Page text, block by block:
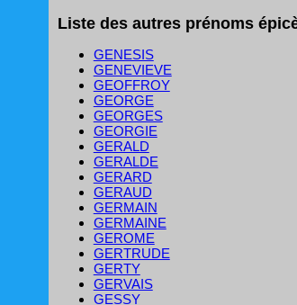
Liste des autres prénoms
GENESIS
GENEVIEVE
GEOFFROY
GEORGE
GEORGES
GEORGIE
GERALD
GERALDE
GERARD
GERAUD
GERMAIN
GERMAINE
GEROME
GERTRUDE
GERTY
GERVAIS
GESSY